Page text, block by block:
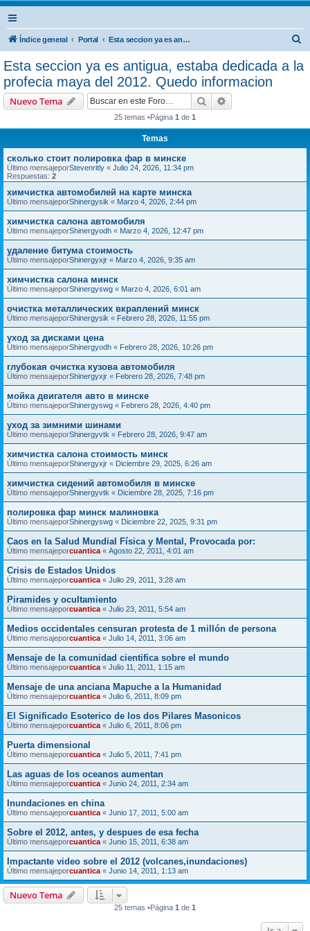
Índice general Portal Esta seccion ya es antigua, estaba dedicada a la profecia maya del 2012. Quedo informacion
s
Esta seccion ya es antigua, estaba dedicada a la
profecia maya del 2012. Quedo informacion
Nuevo Tema Buscar
25 temas •Página 1 de 1
Temas
сколько стоит полировка фар в минске
Último mensajeporStevenritly « Julio 24, 2026, 11:34 pm
Respuestas: 2
химчистка автомобилей на карте минска
Último mensajeporShinergysik « Marzo 4, 2026, 2:44 pm
химчистка салона автомобиля
Último mensajeporShinergyodh « Marzo 4, 2026, 12:47 pm
удаление битума стоимость
Último mensajeporShinergyxjr « Marzo 4, 2026, 9:35 am
химчистка салона минск
Último mensajeporShinergyswg « Marzo 4, 2026, 6:01 am
очистка металлических вкраплений минск
Último mensajeporShinergysik « Febrero 28, 2026, 11:55 pm
уход за дисками цена
Último mensajeporShinergyodh « Febrero 28, 2026, 10:26 pm
глубокая очистка кузова автомобиля
Último mensajeporShinergyxjr « Febrero 28, 2026, 7:48 pm
мойка двигателя авто в минске
Último mensajeporShinergyswg « Febrero 28, 2026, 4:40 pm
уход за зимними шинами
Último mensajeporShinergyvtk « Febrero 28, 2026, 9:47 am
химчистка салона стоимость минск
Último mensajeporShinergyxjr « Diciembre 29, 2025, 6:26 am
химчистка сидений автомобиля в минске
Último mensajeporShinergyvtk « Diciembre 28, 2025, 7:16 pm
полировка фар минск малиновка
Último mensajeporShinergyswg « Diciembre 22, 2025, 9:31 pm
Caos en la Salud Mundial Física y Mental, Provocada por:
Último mensajeporcuantica « Agosto 22, 2011, 4:01 am
Crisis de Estados Unidos
Último mensajeporcuantica « Julio 29, 2011, 3:28 am
Piramides y ocultamiento
Último mensajeporcuantica « Julio 23, 2011, 5:54 am
Medios occidentales censuran protesta de 1 millón de persona
Último mensajeporcuantica « Julio 14, 2011, 3:06 am
Mensaje de la comunidad cientifica sobre el mundo
Último mensajeporcuantica « Julio 11, 2011, 1:15 am
Mensaje de una anciana Mapuche a la Humanidad
Último mensajeporcuantica « Julio 6, 2011, 8:09 pm
El Significado Esoterico de los dos Pilares Masonicos
Último mensajeporcuantica « Julio 6, 2011, 8:06 pm
Puerta dimensional
Último mensajeporcuantica « Julio 5, 2011, 7:41 pm
Las aguas de los oceanos aumentan
Último mensajeporcuantica « Junio 24, 2011, 2:34 am
Inundaciones en china
Último mensajeporcuantica « Junio 17, 2011, 5:00 am
Sobre el 2012, antes, y despues de esa fecha
Último mensajeporcuantica « Junio 15, 2011, 6:38 am
Impactante video sobre el 2012 (volcanes,inundaciones)
Último mensajeporcuantica « Junio 14, 2011, 1:13 am
Nuevo Tema
25 temas •Página 1 de 1